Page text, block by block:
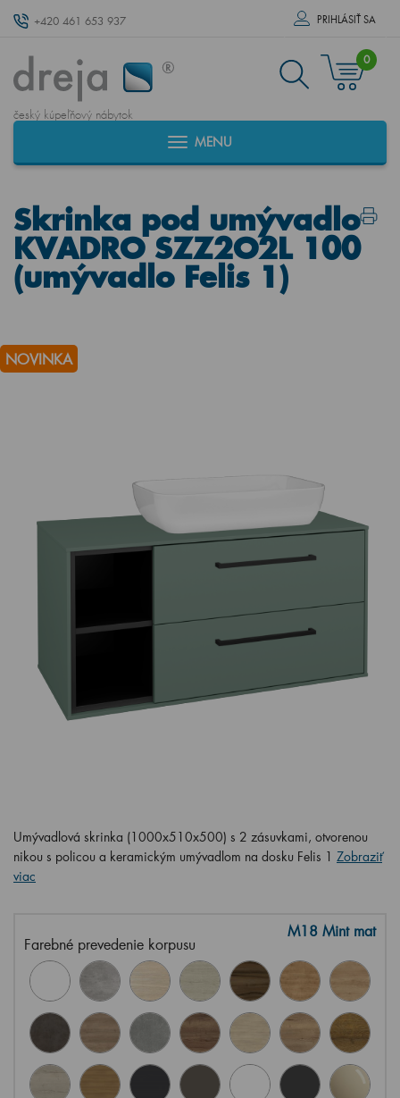
+420 461 653 937 PRIHLÁSIŤ SA
český kúpeľňový nábytok
0
MENU
Skrinka pod umývadlo
KVADRO SZZ2O2L 100
(umývadlo Felis 1)
NOVINKA
Umývadlová skrinka (1000x510x500) s 2 zásuvkami, otvorenou
nikou s policou a keramickým umývadlom na dosku Felis 1 Zobraziť
viac
Farebné prevedenie korpusu
M18 Mint mat